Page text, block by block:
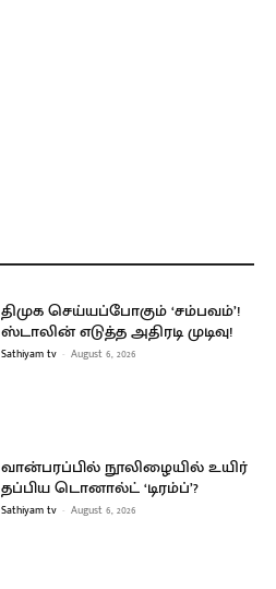
திமுக செய்யப்போகும் ‘சம்பவம்’!
ஸ்டாலின் எடுத்த அதிரடி முடிவு!
Sathiyam tv - August 6, 2026
வான்பரப்பில் நூலிழையில் உயிர்
தப்பிய டொனால்ட் ‘டிரம்ப்’?
Sathiyam tv - August 6, 2026